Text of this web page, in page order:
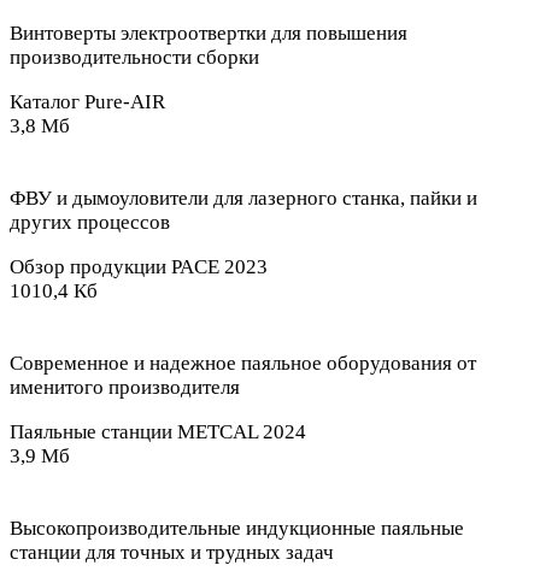
Винтоверты электроотвертки для повышения
производительности сборки
Каталог Pure-AIR
3,8 Мб
ФВУ и дымоуловители для лазерного станка, пайки и
других процессов
Обзор продукции PACE 2023
1010,4 Кб
Современное и надежное паяльное оборудования от
именитого производителя
Паяльные станции METCAL 2024
3,9 Мб
Высокопроизводительные индукционные паяльные
станции для точных и трудных задач